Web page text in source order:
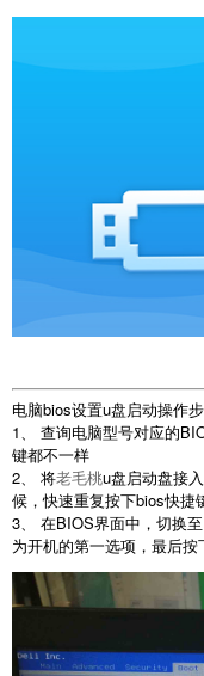
电脑bios设置u盘启动操作步
1、 查询电脑型号对应的
键都不一样
2、 将老毛桃u盘启动盘接
候，快速重复按下bios快捷
3、 在BIOS界面中，切换
为开机的第一选项，最后